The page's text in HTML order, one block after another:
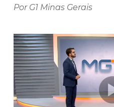
Por G1 Minas Gerais